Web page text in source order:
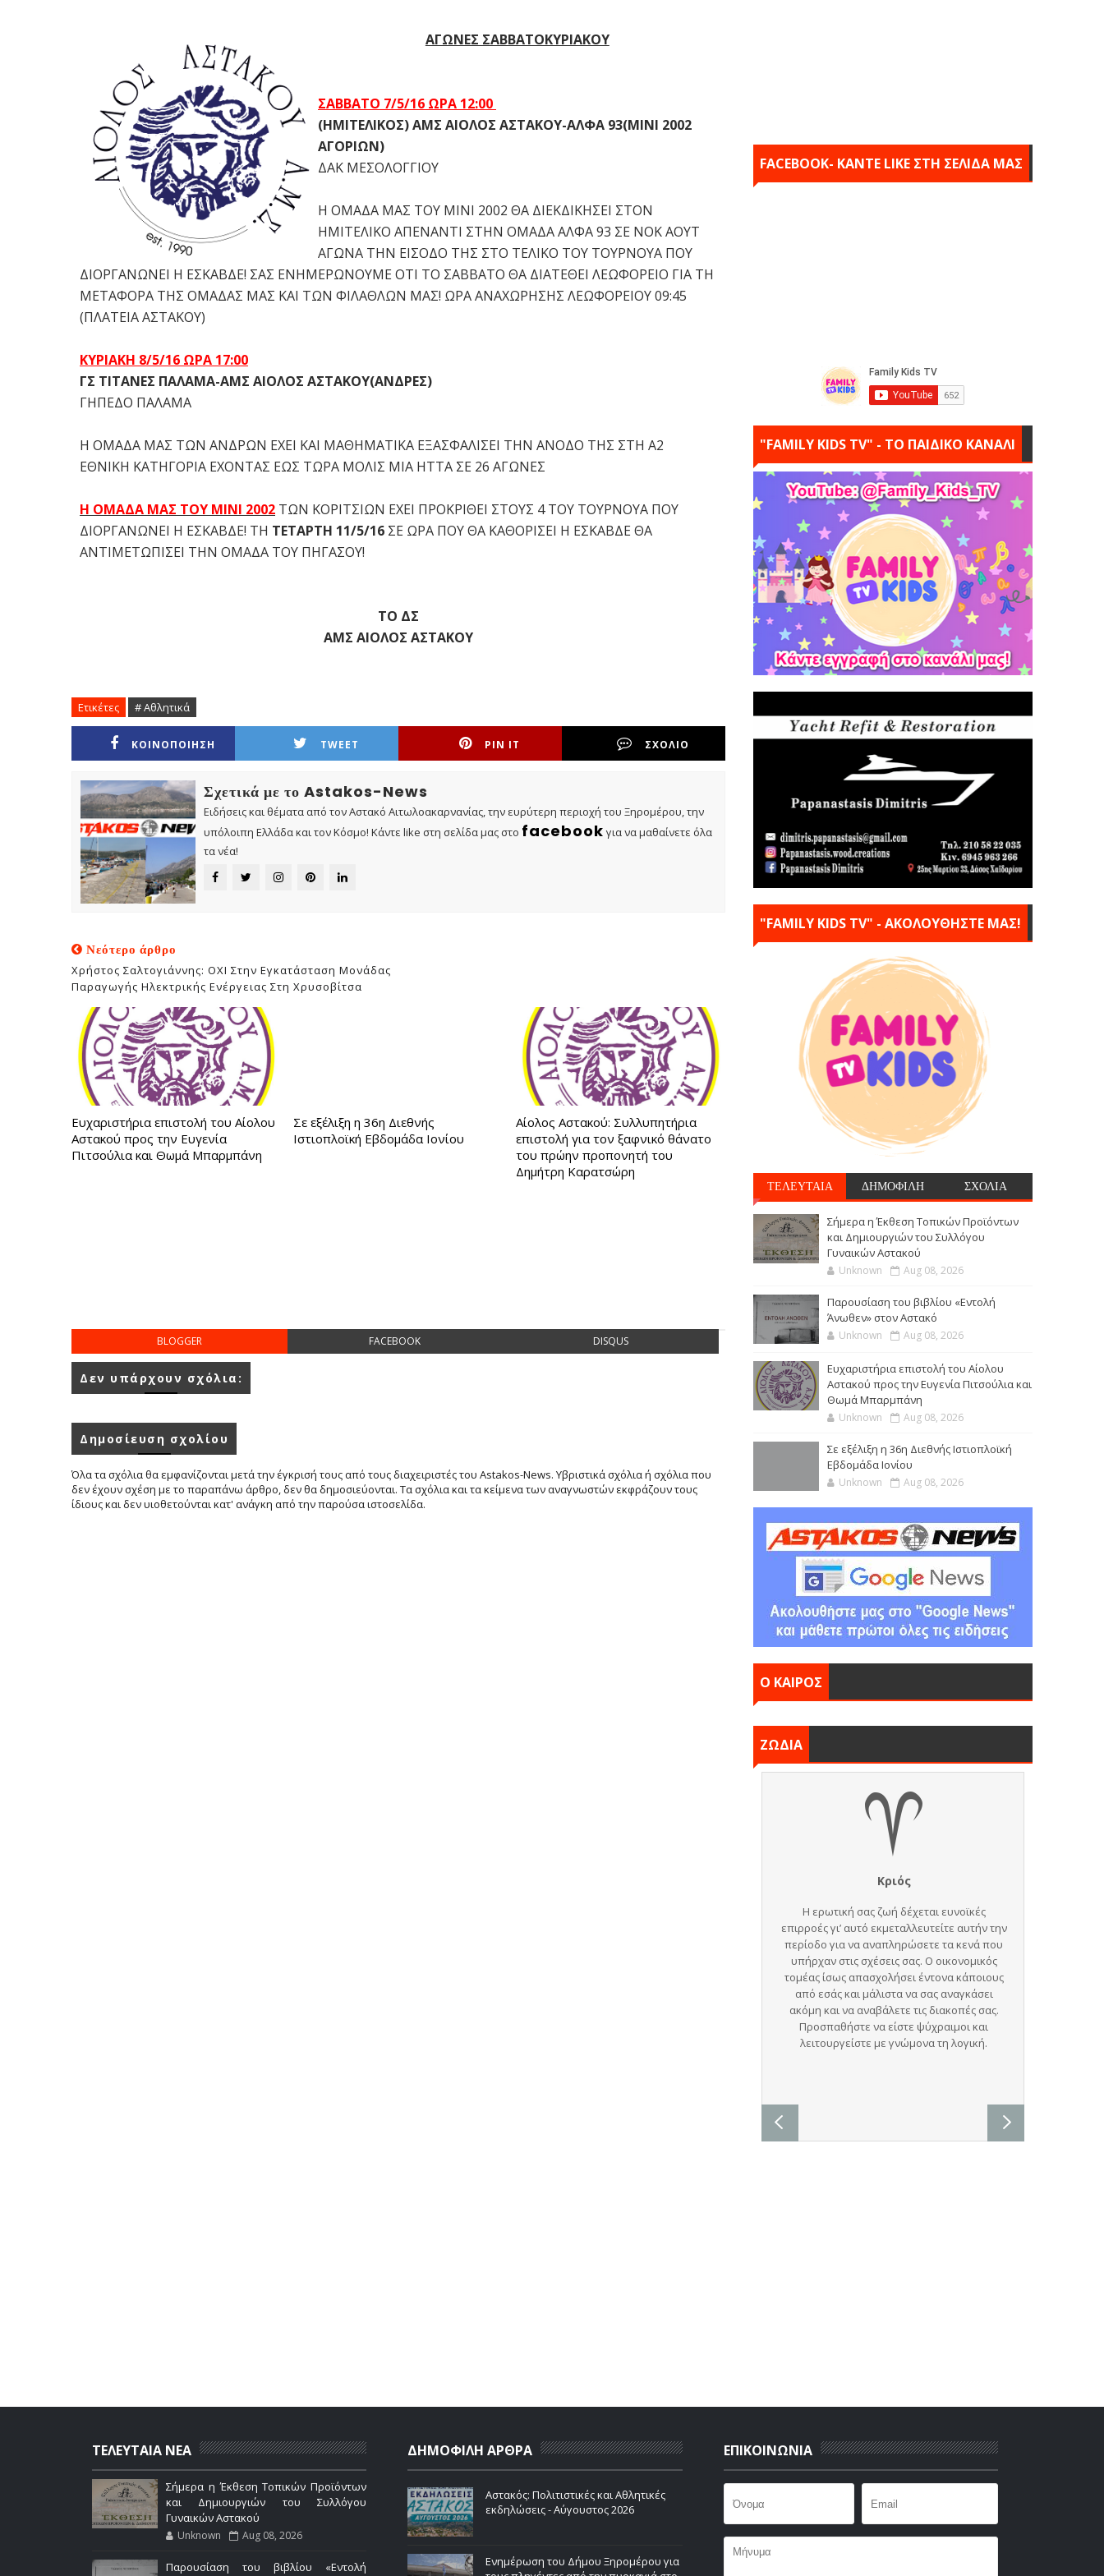
ΑΓΩΝΕΣ ΣΑΒΒΑΤΟΚΥΡΙΑΚΟΥ
ΣΑΒΒΑΤΟ 7/5/16 ΩΡΑ 12:00
(ΗΜΙΤΕΛΙΚΟΣ) ΑΜΣ ΑΙΟΛΟΣ ΑΣΤΑΚΟΥ-ΑΛΦΑ 93(ΜΙΝΙ 2002
ΑΓΟΡΙΩΝ)
ΔΑΚ ΜΕΣΟΛΟΓΓΙΟΥ
Η ΟΜΑΔΑ ΜΑΣ ΤΟΥ ΜΙΝΙ 2002 ΘΑ ΔΙΕΚΔΙΚΗΣΕΙ ΣΤΟΝ
ΗΜΙΤΕΛΙΚΟ ΑΠΕΝΑΝΤΙ ΣΤΗΝ ΟΜΑΔΑ ΑΛΦΑ 93 ΣΕ ΝΟΚ ΑΟΥΤ
ΑΓΩΝΑ ΤΗΝ ΕΙΣΟΔΟ ΤΗΣ ΣΤΟ ΤΕΛΙΚΟ ΤΟΥ ΤΟΥΡΝΟΥΑ ΠΟΥ
ΔΙΟΡΓΑΝΩΝΕΙ Η ΕΣΚΑΒΔΕ! ΣΑΣ ΕΝΗΜΕΡΩΝΟΥΜΕ ΟΤΙ ΤΟ ΣΑΒΒΑΤΟ ΘΑ ΔΙΑΤΕΘΕΙ ΛΕΩΦΟΡΕΙΟ ΓΙΑ ΤΗ
ΜΕΤΑΦΟΡΑ ΤΗΣ ΟΜΑΔΑΣ ΜΑΣ ΚΑΙ ΤΩΝ ΦΙΛΑΘΛΩΝ ΜΑΣ! ΩΡΑ ΑΝΑΧΩΡΗΣΗΣ ΛΕΩΦΟΡΕΙΟΥ 09:45
(ΠΛΑΤΕΙΑ ΑΣΤΑΚΟΥ)
ΚΥΡΙΑΚΗ 8/5/16 ΩΡΑ 17:00
ΓΣ ΤΙΤΑΝΕΣ ΠΑΛΑΜΑ-ΑΜΣ ΑΙΟΛΟΣ ΑΣΤΑΚΟΥ(ΑΝΔΡΕΣ)
ΓΗΠΕΔΟ ΠΑΛΑΜΑ
Η ΟΜΑΔΑ ΜΑΣ ΤΩΝ ΑΝΔΡΩΝ ΕΧΕΙ ΚΑΙ ΜΑΘΗΜΑΤΙΚΑ ΕΞΑΣΦΑΛΙΣΕΙ ΤΗΝ ΑΝΟΔΟ ΤΗΣ ΣΤΗ Α2
ΕΘΝΙΚΗ ΚΑΤΗΓΟΡΙΑ ΕΧΟΝΤΑΣ ΕΩΣ ΤΩΡΑ ΜΟΛΙΣ ΜΙΑ ΗΤΤΑ ΣΕ 26 ΑΓΩΝΕΣ
Η ΟΜΑΔΑ ΜΑΣ ΤΟΥ ΜΙΝΙ 2002 ΤΩΝ ΚΟΡΙΤΣΙΩΝ ΕΧΕΙ ΠΡΟΚΡΙΘΕΙ ΣΤΟΥΣ 4 ΤΟΥ ΤΟΥΡΝΟΥΑ ΠΟΥ
ΔΙΟΡΓΑΝΩΝΕΙ Η ΕΣΚΑΒΔΕ! ΤΗ ΤΕΤΑΡΤΗ 11/5/16 ΣΕ ΩΡΑ ΠΟΥ ΘΑ ΚΑΘΟΡΙΣΕΙ Η ΕΣΚΑΒΔΕ ΘΑ
ΑΝΤΙΜΕΤΩΠΙΣΕΙ ΤΗΝ ΟΜΑΔΑ ΤΟΥ ΠΗΓΑΣΟΥ!
ΤΟ ΔΣ
ΑΜΣ ΑΙΟΛΟΣ ΑΣΤΑΚΟΥ
Ετικέτες # Αθλητικά
ΚΟΙΝΟΠΟΙΗΣΗ TWEET PIN IT ΣΧΟΛΙΟ
Σχετικά με το Astakos-News
Ειδήσεις και θέματα από τον Αστακό Αιτωλοακαρνανίας, την ευρύτερη περιοχή του Ξηρομέρου, την
υπόλοιπη Ελλάδα και τον Κόσμο! Κάντε like στη σελίδα μας στο facebook για να μαθαίνετε όλα
τα νέα!
Νεότερο άρθρο
Χρήστος Σαλτογιάννης: ΟΧΙ Στην Εγκατάσταση Μονάδας
Παραγωγής Ηλεκτρικής Ενέργειας Στη Χρυσοβίτσα
Ευχαριστήρια επιστολή του Αίολου
Αστακού προς την Ευγενία
Πιτσούλια και Θωμά Μπαρμπάνη
Σε εξέλιξη η 36η Διεθνής
Ιστιοπλοϊκή Εβδομάδα Ιονίου
Αίολος Αστακού: Συλλυπητήρια
επιστολή για τον ξαφνικό θάνατο
του πρώην προπονητή του
Δημήτρη Καρατσώρη
BLOGGER FACEBOOK DISQUS
Δεν υπάρχουν σχόλια:
Δημοσίευση σχολίου
Όλα τα σχόλια θα εμφανίζονται μετά την έγκρισή τους από τους διαχειριστές του Astakos-News. Υβριστικά σχόλια ή σχόλια που
δεν έχουν σχέση με το παραπάνω άρθρο, δεν θα δημοσιεύονται. Τα σχόλια και τα κείμενα των αναγνωστών εκφράζουν τους
ίδιους και δεν υιοθετούνται κατ' ανάγκη από την παρούσα ιστοσελίδα.
FACEBOOK- KANTE LIKE ΣΤΗ ΣΕΛΙΔΑ ΜΑΣ
"FAMILY KIDS TV" - ΤΟ ΠΑΙΔΙΚΟ ΚΑΝΑΛΙ
"FAMILY KIDS TV" - ΑΚΟΛΟΥΘΗΣΤΕ ΜΑΣ!
ΤΕΛΕΥΤΑΙΑ ΔΗΜΟΦΙΛΗ ΣΧΟΛΙΑ
Σήμερα η Έκθεση Τοπικών Προϊόντων
και Δημιουργιών του Συλλόγου
Γυναικών Αστακού
Unknown Aug 08, 2026
Παρουσίαση του βιβλίου «Εντολή
Άνωθεν» στον Αστακό
Unknown Aug 08, 2026
Ευχαριστήρια επιστολή του Αίολου
Αστακού προς την Ευγενία Πιτσούλια και
Θωμά Μπαρμπάνη
Unknown Aug 08, 2026
Σε εξέλιξη η 36η Διεθνής Ιστιοπλοϊκή
Εβδομάδα Ιονίου
Unknown Aug 08, 2026
Ο ΚΑΙΡΟΣ
ΖΩΔΙΑ
ΤΕΛΕΥΤΑΙΑ ΝΕΑ
Σήμερα η Έκθεση Τοπικών Προϊόντων
και Δημιουργιών του Συλλόγου
Γυναικών Αστακού
Unknown Aug 08, 2026
Παρουσίαση του βιβλίου «Εντολή
ΔΗΜΟΦΙΛΗ ΑΡΘΡΑ
Αστακός: Πολιτιστικές και Αθλητικές
εκδηλώσεις - Αύγουστος 2026
Ενημέρωση του Δήμου Ξηρομέρου για
ΕΠΙΚΟΙΝΩΝΙΑ